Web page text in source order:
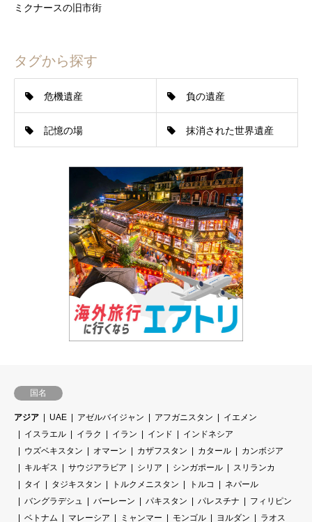
ミクナースの旧市街
タグから探す
危機遺産 負の遺産
記憶の場 抹消された世界遺産
国名
アジア UAE アゼルバイジャン アフガニスタン
イエメン
イスラエル
イラク イラン インド
インドネシア
ウズベキスタン
オマーン カザフスタン カタール
カンボジア
キルギス
サウジアラビア シリア シンガポール
スリランカ
タイ
タジキスタン トルクメニスタン トルコ
ネパール
バングラデシュ
バーレーン パキスタン パレスチナ
フィリピン
ベトナム
マレーシア ミャンマー モンゴル ヨルダン
ラオス